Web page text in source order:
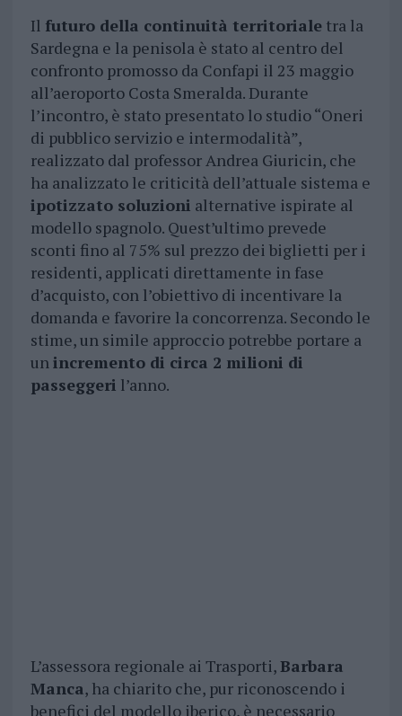
Il futuro della continuità territorialetra la
Sardegna e la penisola è stato al centro del
confronto promosso da Confapi il 23 maggio
all’aeroporto Costa Smeralda. Durante
l’incontro, è stato presentato lo studio “Oneri
di pubblico servizio e intermodalità”,
realizzato dal professor Andrea Giuricin, che
ha analizzato le criticità dell’attuale sistema e
ipotizzato soluzioni alternative ispirate al
modello spagnolo. Quest’ultimo prevede
sconti fino al 75% sul prezzo dei biglietti per i
residenti, applicati direttamente in fase
d’acquisto, con l’obiettivo di incentivare la
domanda e favorire la concorrenza. Secondo le
stime, un simile approccio potrebbe portare a
unincremento di circa 2 milioni di
passeggeri l’anno.
L’assessora regionale ai Trasporti,Barbara
Manca, ha chiarito che, pur riconoscendo i
benefici del modello iberico, è necessario